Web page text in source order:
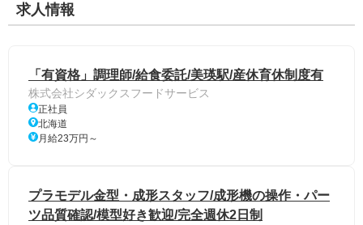
求人情報
「有資格」調理師/給食委託/美瑛駅/産休育休制度有
株式会社シダックスフードサービス
正社員
北海道
月給23万円～
プラモデル金型・成形スタッフ/成形機の操作・パー
ツ品質確認/模型好き歓迎/完全週休2日制